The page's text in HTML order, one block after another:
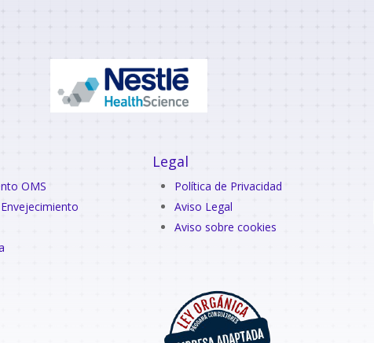
OMS
Legal
Política de Privacidad
Aviso Legal
Aviso sobre cookies